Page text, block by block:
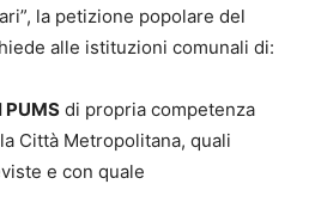
la petizione popolare del
alle istituzioni comunali di:
di propria competenza
Città Metropolitana, quali
e con quale